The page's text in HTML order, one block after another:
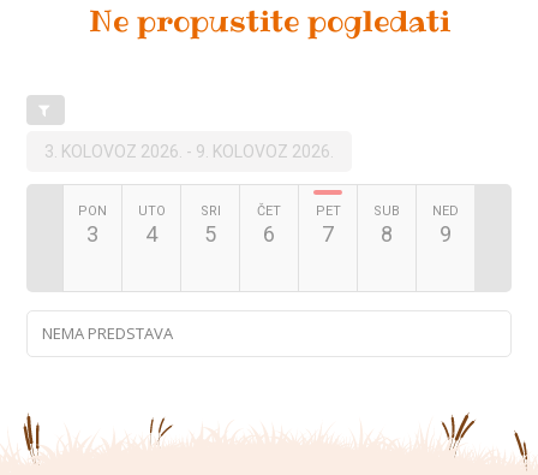
Ne propustite pogledati
3. KOLOVOZ 2026. - 9. KOLOVOZ 2026.
PON
3
UTO
4
SRI
5
ČET
6
PET
7
SUB
8
NED
9
NEMA PREDSTAVA